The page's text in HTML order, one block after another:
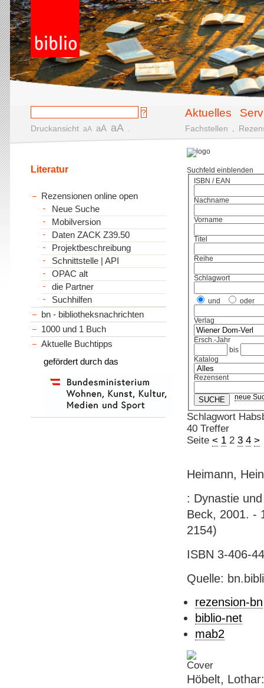
Aktuelles
Druckansicht aA aA aA Fachstellen
Suchfeld einblenden
ISBN / EAN
Nachname
Vorname
Titel
Reihe
Schlagwort
und oder
Verlag
Ersch.-Jahr
bis
Katalog
Rezensent
neue
Schlagwort
40 Treffer
Seite < 1 2 3 4 >
Heimann,
: Dynastie
Beck, 2001. -
2154)
ISBN 3-406-
Quelle:
rezension-bn
biblio-net
mab2
Höbelt,
Literatur
Rezensionen online open
Neue Suche
Mobilversion
Daten ZACK Z39.50
Projektbeschreibung
Schnittstelle | API
OPAC alt
die Partner
Suchhilfen
bn - bibliotheksnachrichten
1000 und 1 Buch
Aktuelle Buchtipps
gefördert durch das